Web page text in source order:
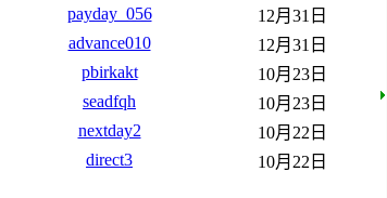
payday_056
12月31日
advance010
12月31日
pbirkakt
10月23日
seadfqh
10月23日
nextday2
10月22日
direct3
10月22日